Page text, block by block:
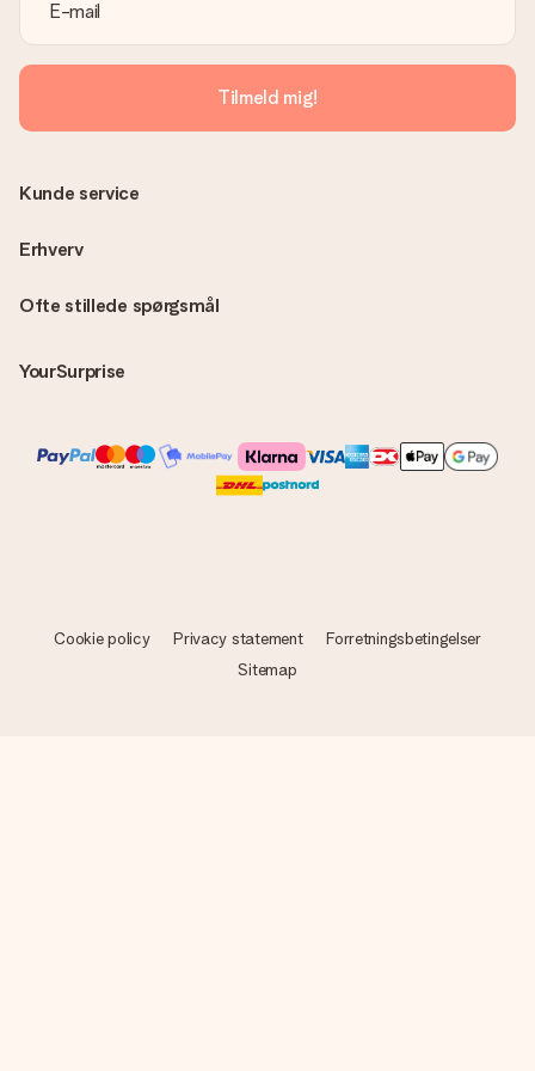
Tilmeld mig!
Ofte stillede spørgsmål
YourSurprise
Kunde service
Erhverv
Cookie policy Privacy statement
Forretningsbetingelser
Sitemap